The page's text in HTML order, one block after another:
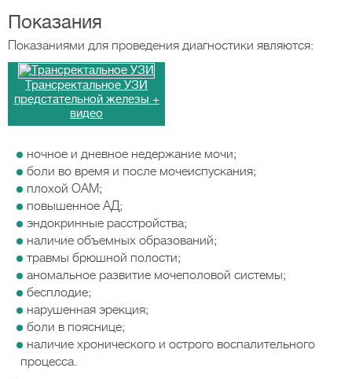
Показания
Показаниями для проведения диагностики являются:
Трансректальное УЗИ
предстательной железы +
видео
ночное и дневное недержание мочи;
боли во время и после мочеиспускания;
плохой ОАМ;
повышенное АД;
эндокринные расстройства;
наличие объемных образований;
травмы брюшной полости;
аномальное развитие мочеполовой системы;
бесплодие;
нарушенная эрекция;
боли в пояснице;
наличие хронического и острого воспалительного
процесса.